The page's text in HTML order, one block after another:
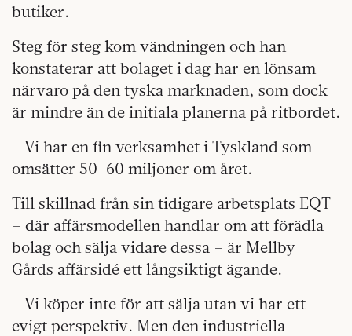
butiker.
Steg för steg kom vändningen och han
konstaterar att bolaget i dag har en lönsam
närvaro på den tyska marknaden, som dock
är mindre än de initiala planerna på ritbordet.
– Vi har en fin verksamhet i Tyskland som
omsätter 50-60 miljoner om året.
Till skillnad från sin tidigare arbetsplats EQT
– där affärsmodellen handlar om att förädla
bolag och sälja vidare dessa – är Mellby
Gårds affärsidé ett långsiktigt ägande.
– Vi köper inte för att sälja utan vi har ett
evigt perspektiv. Men den industriella